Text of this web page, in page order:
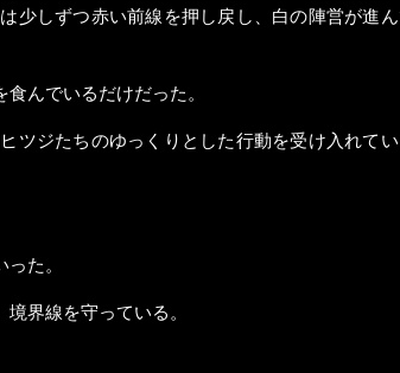
少しずつ赤い前線を押し戻し、白の陣営が進
んでいるだけだった。
ツジたちのゆっくりとした行動を受け入れて
た。
界線を守っている。